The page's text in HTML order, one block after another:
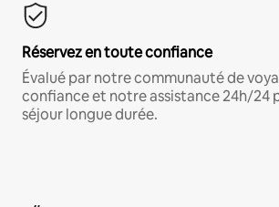
Réservez en toute confiance
Évalué par notre communauté de
confiance et notre assistance 24h/24
séjour longue durée.